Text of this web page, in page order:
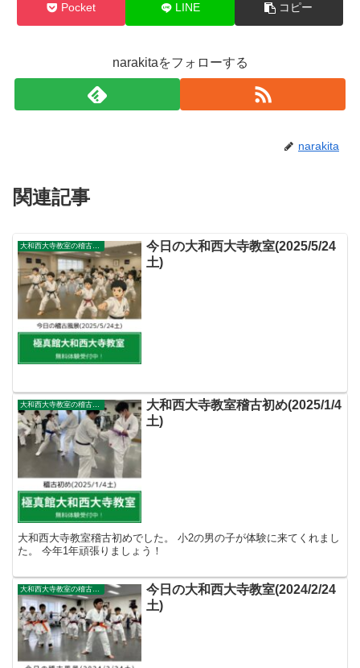
Pocket LINE コピー
narakitaをフォローする
narakita
関連記事
今日の大和西大寺教室(2025/5/24
土)
大和西大寺教室の稽古風景
大和西大寺教室稽古初め(2025/1/4
土)
大和西大寺教室稽古初めでした。 小2の男の子が体験に来てくれまし
た。 今年1年頑張りましょう！
大和西大寺教室の稽古風景
今日の大和西大寺教室(2024/2/24
土)